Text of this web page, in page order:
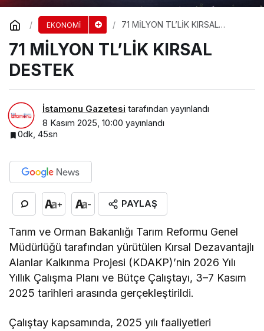
EKONOMİ
71 MİLYON TL’LİK KIRSAL
71 MİLYON TL’LİK KIRSAL
DESTEK
İstamonu Gazetesi tarafından yayınlandı
8 Kasım 2025, 10:00 yayınlandı
0dk, 45sn
+ - PAYLAŞ
Tarım ve Orman Bakanlığı Tarım Reformu Genel
Müdürlüğü tarafından yürütülen Kırsal Dezavantajlı
Alanlar Kalkınma Projesi (KDAKP)’nin 2026 Yılı
Yıllık Çalışma Planı ve Bütçe Çalıştayı, 3–7 Kasım
2025 tarihleri arasında gerçekleştirildi.
Çalıştay kapsamında, 2025 yılı faaliyetleri